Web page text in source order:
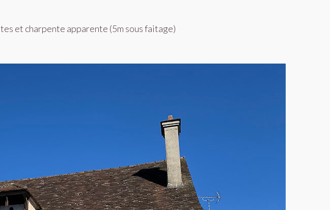
et charpente apparente (5m sous faitage)